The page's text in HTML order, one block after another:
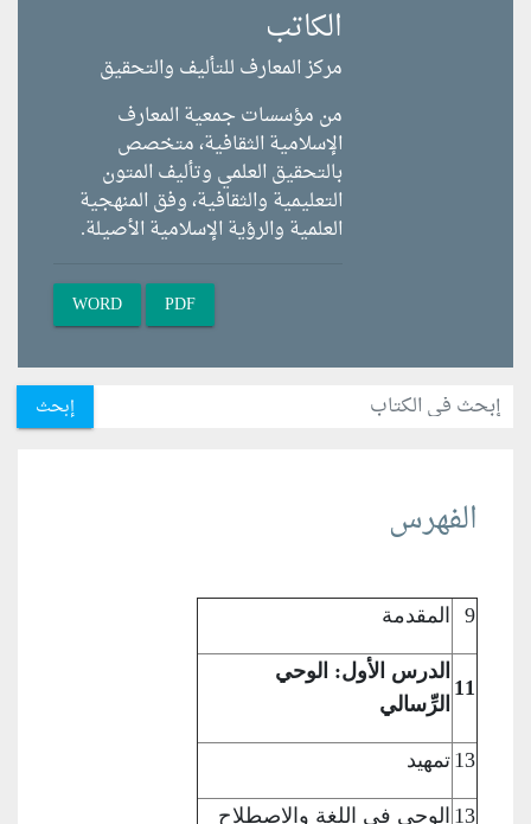
الكاتب
مركز المعارف للتأليف والتحقيق
من مؤسسات جمعية المعارف
الإسلامية الثقافية، متخصص
بالتحقيق العلمي وتأليف المتون
التعليمية والثقافية، وفق المنهجية
العلمية والرؤية الإسلامية الأصيلة.
PDF
WORD
إبحث
الفهرس
9 المقدمة
11
الدرس الأول: الوحي
الرِّسالي
13 تمهيد
13 الوحي في اللغة والاصطلاح